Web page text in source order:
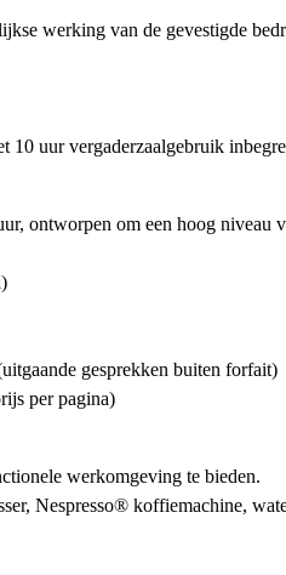
werking van de gevestigde
10 uur vergaderzaalgebruik
ontworpen om een hoog niveau
gesprekken buiten forfait)
per pagina)
werkomgeving te bieden.
Nespresso® koffiemachine,